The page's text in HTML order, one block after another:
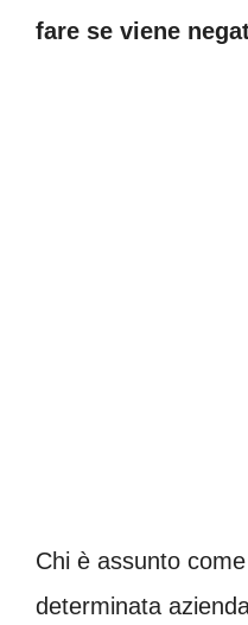
fare se viene
Chi è assunto
determinata